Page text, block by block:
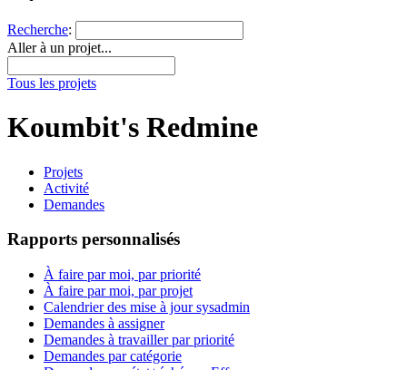
Recherche:
Aller à un projet...
Tous les projets
Koumbit's Redmine
Projets
Activité
Demandes
Rapports personnalisés
À faire par moi, par priorité
À faire par moi, par projet
Calendrier des mise à jour sysadmin
Demandes à assigner
Demandes à travailler par priorité
Demandes par catégorie